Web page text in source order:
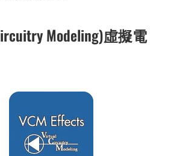
Modeling)虛擬電